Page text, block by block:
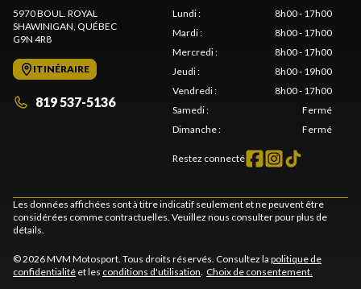
5970 BOUL. ROYAL
SHAWINIGAN, QUÉBEC
G9N 4R8
ITINÉRAIRE
819 537-5136
Lundi:
8h00 - 17h00
Mardi:
8h00 - 17h00
Mercredi:
8h00 - 17h00
Jeudi:
8h00 - 19h00
Vendredi:
8h00 - 17h00
Samedi:
Fermé
Dimanche: Fermé
Restez connecté
Les données affichées sont à titre indicatif seulement et ne peuvent être
considérées comme contractuelles. Veuillez nous consulter pour plus de
détails.
© 2026 MVM Motosport. Tous droits réservés. Consultez la politique de
confidentialité et les conditions d'utilisation. Choix de consentement.